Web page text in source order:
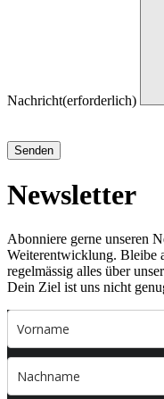
Nachricht(erforderlich)
Senden
Newsletter
Abonniere gerne unseren
Weiterentwicklung. Bleibe
regelmässig alles über
Dein Ziel ist uns nicht